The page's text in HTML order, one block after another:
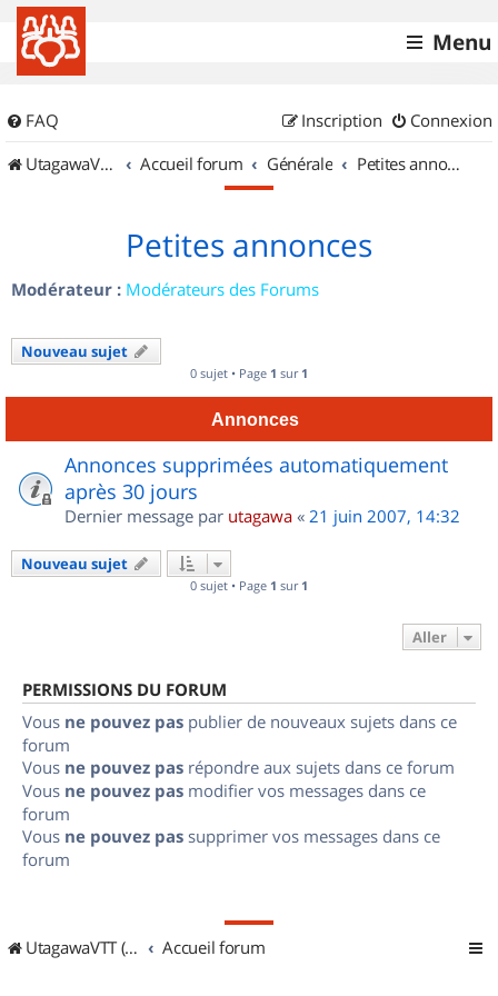
Menu
FAQ Connexion
Inscription
UtagawaVTT (Randos VTT et VTTAE avec traces GPS)
Accueil forum Générale Petites annonces
Petites annonces
Modérateur : Modérateurs des Forums
Nouveau sujet
0 sujet • Page 1 sur 1
Annonces
Annonces supprimées automatiquement
après 30 jours
Dernier message par utagawa « 21 juin 2007, 14:32
Nouveau sujet
0 sujet • Page 1 sur 1
Aller
PERMISSIONS DU FORUM
Vous ne pouvez pas publier de nouveaux sujets dans ce
forum
Vous ne pouvez pas répondre aux sujets dans ce forum
Vous ne pouvez pas modifier vos messages dans ce
forum
Vous ne pouvez pas supprimer vos messages dans ce
forum
UtagawaVTT (Randos VTT et VTTAE avec traces GPS) Accueil forum